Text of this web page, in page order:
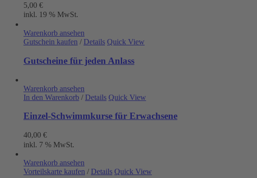
5,00 €
inkl. 19 % MwSt.
Warenkorb ansehen
Gutschein kaufen / Details Quick View
Gutscheine für jeden Anlass
Warenkorb ansehen
In den Warenkorb / Details Quick View
Einzel-Schwimmkurse für Erwachsene
40,00 €
inkl. 7 % MwSt.
Warenkorb ansehen
Vorteilskarte kaufen / Details Quick View